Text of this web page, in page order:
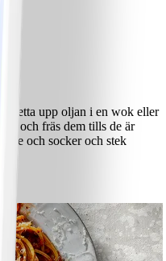
Hetta upp oljan i en wok eller
och fräs dem tills de är
och socker och stek